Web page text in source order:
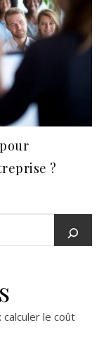
?
le coût